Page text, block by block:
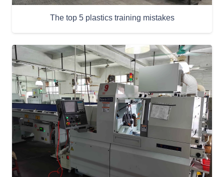
The top 5 plastics training mistakes